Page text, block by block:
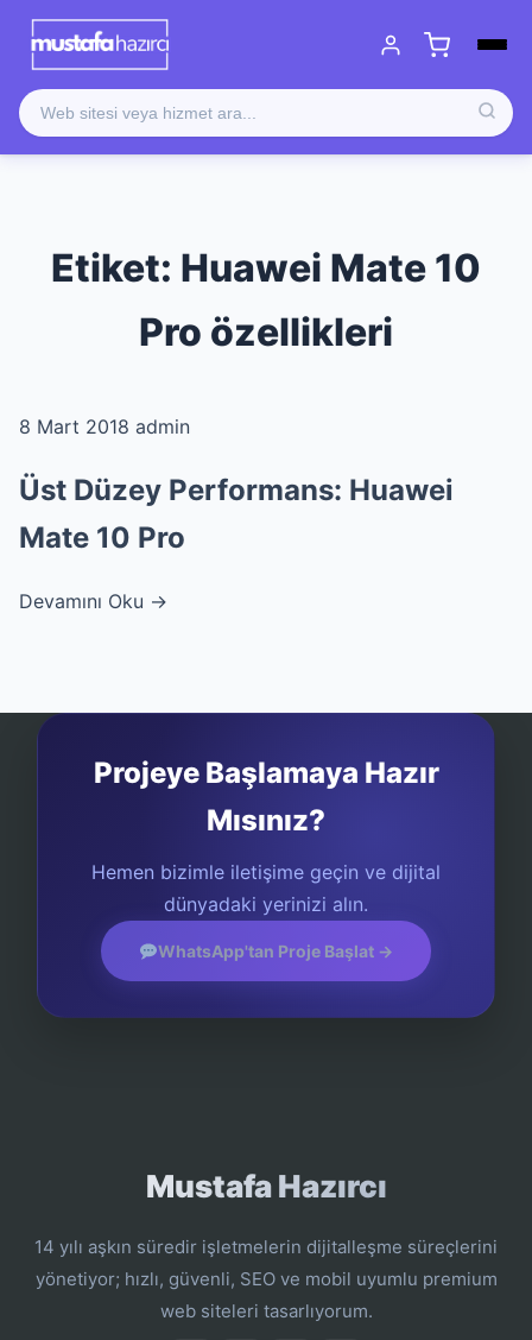
Etiket: Huawei Mate 10
Pro özellikleri
8 Mart 2018 admin
Üst Düzey Performans: Huawei
Mate 10 Pro
Devamını Oku →
Projeye Başlamaya Hazır
Mısınız?
Hemen bizimle iletişime geçin ve dijital
dünyadaki yerinizi alın.
WhatsApp'tan Proje Başlat →
Mustafa Hazırcı
14 yılı aşkın süredir işletmelerin dijitalleşme süreçlerini
yönetiyor; hızlı, güvenli, SEO ve mobil uyumlu premium
web siteleri tasarlıyorum.